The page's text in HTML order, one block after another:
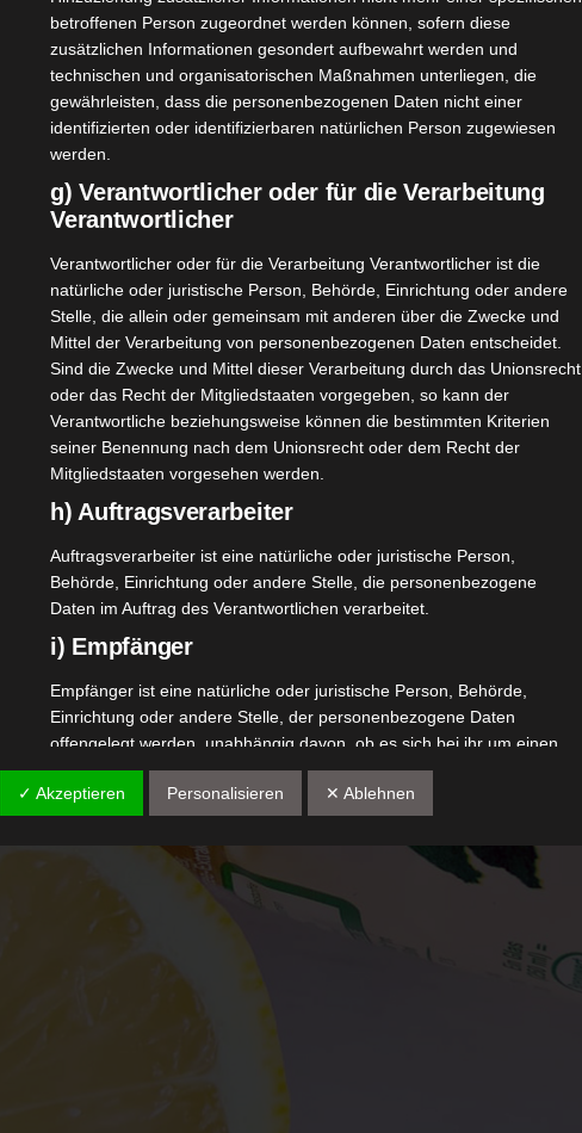
l)
betroffenen Person zugeordnet werden können, sofern diese
zusätzlichen Informationen gesondert aufbewahrt werden und
technischen und organisatorischen Maßnahmen unterliegen, die
gewährleisten, dass die personenbezogenen Daten nicht einer
identifizierten oder identifizierbaren natürlichen Person zugewiesen
werden.
g) Verantwortlicher oder für die Verarbeitung
Verantwortlicher
Verantwortlicher oder für die Verarbeitung Verantwortlicher ist die
natürliche oder juristische Person, Behörde, Einrichtung oder andere
Stelle, die allein oder gemeinsam mit anderen über die Zwecke und
Mittel der Verarbeitung von personenbezogenen Daten entscheidet.
Sind die Zwecke und Mittel dieser Verarbeitung durch das Unionsrecht
oder das Recht der Mitgliedstaaten vorgegeben, so kann der
Verantwortliche beziehungsweise können die bestimmten Kriterien
seiner Benennung nach dem Unionsrecht oder dem Recht der
Mitgliedstaaten vorgesehen werden.
h) Auftragsverarbeiter
Auftragsverarbeiter ist eine natürliche oder juristische Person,
Behörde, Einrichtung oder andere Stelle, die personenbezogene
Daten im Auftrag des Verantwortlichen verarbeitet.
i) Empfänger
Empfänger ist eine natürliche oder juristische Person, Behörde,
Einrichtung oder andere Stelle, der personenbezogene Daten
offengelegt werden, unabhängig davon, ob es sich bei ihr um einen
Dritten handelt oder nicht. Behörden, die im Rahmen eines
bestimmten Untersuchungsauftrags nach dem Unionsrecht oder dem
Recht der Mitgliedstaaten möglicherweise personenbezogene Daten
erhalten, gelten jedoch nicht als Empfänger.
j) Dritter
Dritter ist eine natürliche oder juristische Person, Behörde, Einrichtung
Verantwortlichen, dem Auftragsverarbeiter und den Personen, die
unter der unmittelbaren Verantwortung des Verantwortlichen oder des
✓ Akzeptieren Personalisieren ✕ Ablehnen